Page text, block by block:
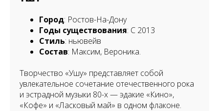
Город: Ростов-На-Дону
Годы существования: С 2013
Стиль: ньювейв
Состав: Максим, Вероника.
Творчество «Ушу» представляет собой
увлекательное сочетание отечественного рока
и эстрадной музыки 80-х — эдакие «Кино»,
«Кофе» и «Ласковый май» в одном флаконе.